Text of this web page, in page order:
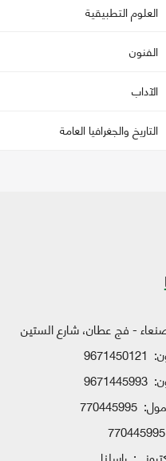
العلوم التطبيقية
الفنون
الآداب
التاريخ والجغرافيا العامة
- فج عطان، شارع الستين
9671450121
9671445993
770445995
770445995